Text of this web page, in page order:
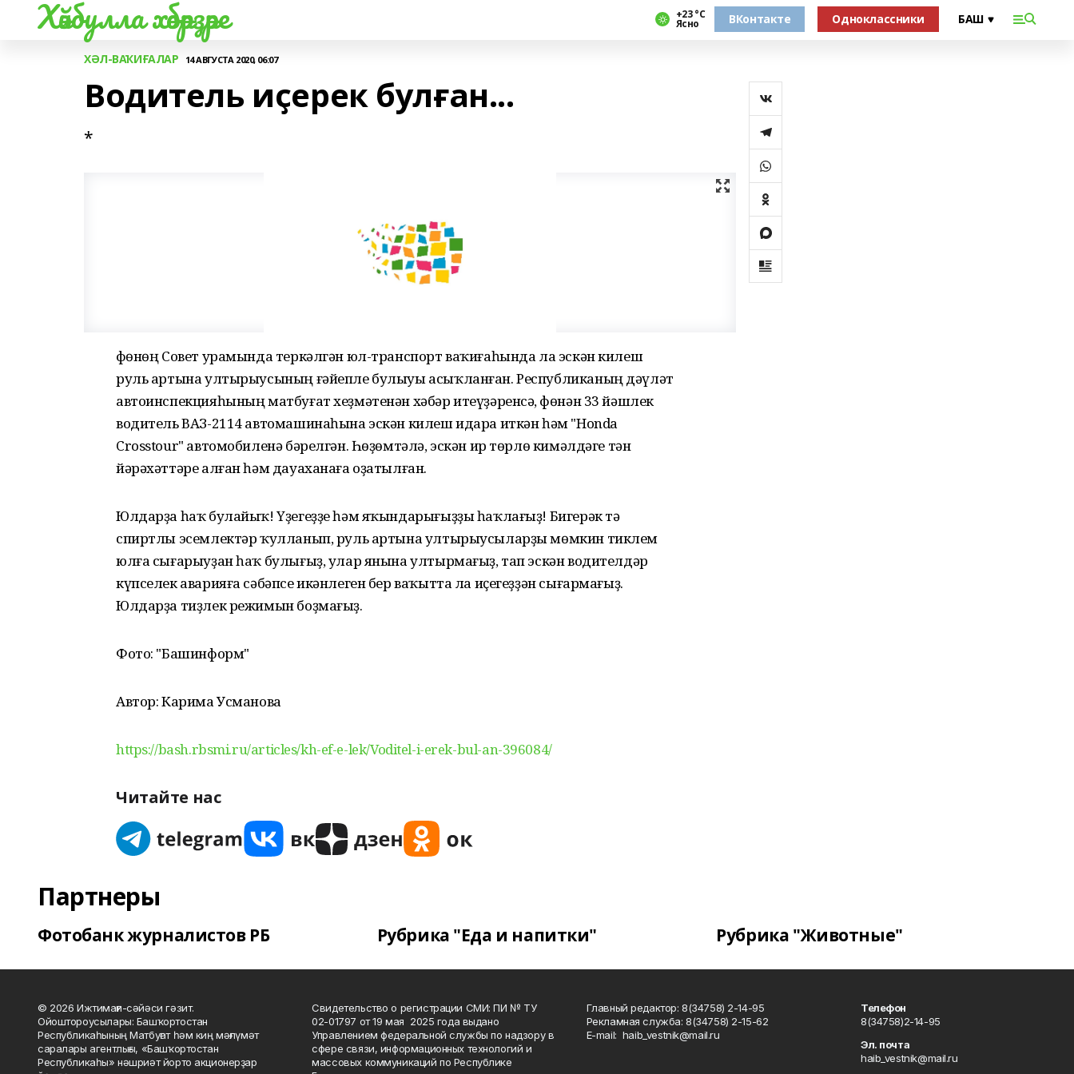
Хәйбулла хәбәрҙәре +23 °С
Ясно ВКонтакте Одноклассники
ХӘЛ-ВАҠИҒАЛАР 14 АВГУСТА 2020, 06:07
Водитель иҫерек булған...
*
Өфөнөң Совет урамында теркәлгән юл-транспорт ваҡиғаһында ла эскән килеш
руль артына ултырыусының ғәйепле булыуы асыҡланған. Республиканың дәүләт
автоинспекцияһының матбуғат хеҙмәтенән хәбәр итеүҙәренсә, Өфөнән 33 йәшлек
водитель ВАЗ-2114 автомашинаһына эскән килеш идара иткән һәм "Honda
Crosstour" автомобиленә бәрелгән. Һөҙөмтәлә, эскән ир төрлө кимәлдәге тән
йәрәхәттәре алған һәм дауаханаға оҙатылған.
Юлдарҙа һаҡ булайыҡ! Үҙегеҙҙе һәм яҡындарығыҙҙы һаҡлағыҙ! Бигерәк тә
спиртлы эсемлектәр ҡулланып, руль артына ултырыусыларҙы мөмкин тиклем
юлға сығарыуҙан һаҡ булығыҙ, улар янына ултырмағыҙ, тап эскән водителдәр
күпселек аварияға сәбәпсе икәнлеген бер ваҡытта ла иҫегеҙҙән сығармағыҙ.
Юлдарҙа тиҙлек режимын боҙмағыҙ.
Фото: "Башинформ"
Автор: Карима Усманова
https://bash.rbsmi.ru/articles/kh-ef-e-lek/Voditel-i-erek-bul-an-396084/
Читайте нас
Партнеры
Фотобанк журналистов РБ Рубрика "Еда и напитки" Рубрика "Животные"
© 2026 Ижтимағи-сәйәси гәзит.
Ойоштороусылары: Башҡортостан
Республикаһының Матбуғат һәм киң мәғлүмәт
саралары агентлығы, «Башҡортостан
Республикаһы» нәшриәт йорто акционерҙар
Свидетельство о регистрации СМИ: ПИ № ТУ
02-01797 от 19 мая 2025 года выдано
Управлением федеральной службы по надзору в
сфере связи, информационных технологий и
массовых коммуникаций по Республике
Главный редактор: 8(34758) 2-14-95
Рекламная служба: 8(34758) 2-15-62
Е-mаil: haib_vestnik@mail.ru
Телефон
8(34758)2-14-95
Эл. почта
haib_vestnik@mail.ru